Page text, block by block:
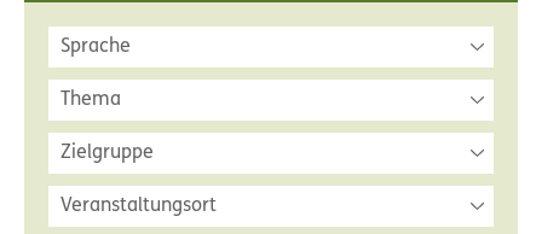
Sprache
Thema
Zielgruppe
Veranstaltungsort